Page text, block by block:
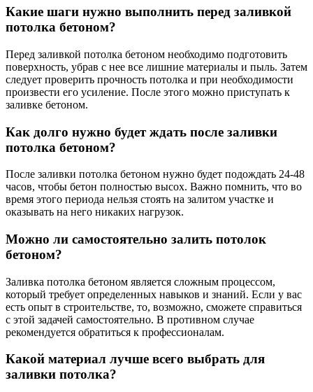
Какие шаги нужно выполнить перед заливкой
потолка бетоном?
Перед заливкой потолка бетоном необходимо подготовить
поверхность, убрав с нее все лишние материалы и пыль. Затем
следует проверить прочность потолка и при необходимости
произвести его усиление. После этого можно приступать к
заливке бетоном.
Как долго нужно будет ждать после заливки
потолка бетоном?
После заливки потолка бетоном нужно будет подождать 24-48
часов, чтобы бетон полностью высох. Важно помнить, что во
время этого периода нельзя стоять на залитом участке и
оказывать на него никаких нагрузок.
Можно ли самостоятельно залить потолок
бетоном?
Заливка потолка бетоном является сложным процессом,
который требует определенных навыков и знаний. Если у вас
есть опыт в строительстве, то, возможно, сможете справиться
с этой задачей самостоятельно. В противном случае
рекомендуется обратиться к профессионалам.
Какой материал лучше всего выбрать для
заливки потолка?